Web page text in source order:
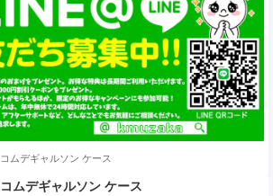
コムデギャルソン ケース
コムデギャルソン ケース